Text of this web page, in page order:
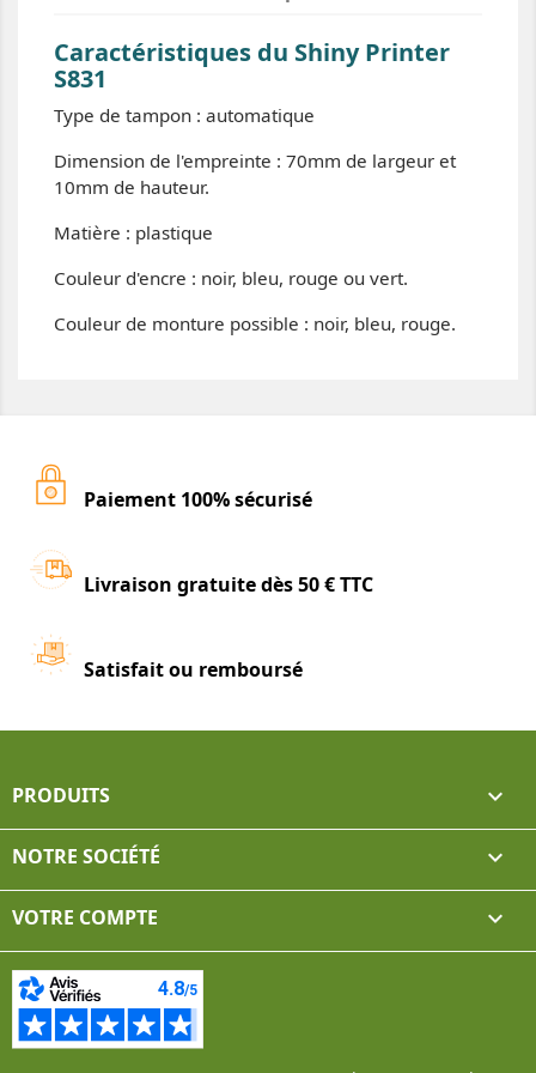
Caractéristiques du Shiny Printer
S831
Type de tampon : automatique
Dimension de l'empreinte : 70mm de largeur et
10mm de hauteur.
Matière : plastique
Couleur d'encre : noir, bleu, rouge ou vert.
Couleur de monture possible : noir, bleu, rouge.
Paiement 100% sécurisé
Livraison gratuite dès 50 € TTC
Satisfait ou remboursé
PRODUITS 
NOTRE SOCIÉTÉ 
VOTRE COMPTE 